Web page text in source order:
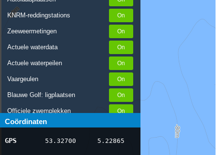
KNRM-reddingstations
Zeeweermetingen
Actuele waterdata
Actuele waterpeilen
Vaargeulen
Blauwe Golf: ligplaatsen
Officiele zwemplekken
Stremmingen/hinder
AIS scheepsposities
Coördinaten
GPS 53.32700 5.22865